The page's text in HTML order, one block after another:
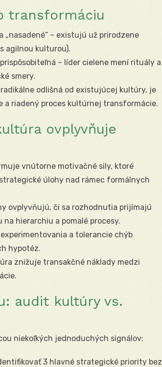
transformáciu
„nasadené“ – existujú už prirodzene
agilnou kulturou).
– líder cielene mení rituály a
smery.
odlišná od existujúcej kultúry, je
a riadený proces kultúrnej transformácie.
ovplyvňuje
vnútorne motivačné sily, ktoré
úlohy nad rámec formálnych
ovplyvňujú, či sa rozhodnutia prijímajú
hierarchiu a pomalé procesy.
a tolerancie chýb
hypotéz.
znižuje transakčné náklady medzi
audit kultúry vs.
niekoľkých jednoduchých signálov:
3 hlavné strategické priority bez